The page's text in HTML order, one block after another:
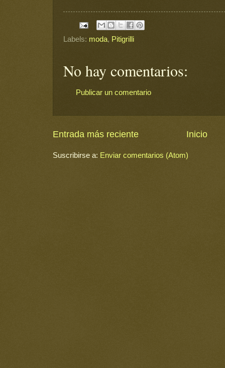
Labels: moda, Pitigrilli
No hay comentarios:
Publicar un comentario
Entrada más reciente Inicio
Suscribirse a: Enviar comentarios (Atom)